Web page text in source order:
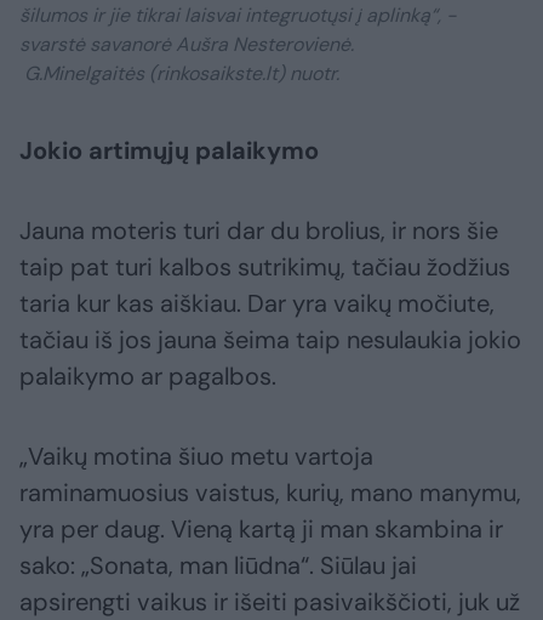
šilumos ir jie tikrai laisvai integruotųsi į aplinką“, -
svarstė savanorė Aušra Nesterovienė.
G.Minelgaitės (rinkosaikste.lt) nuotr.
Jokio artimųjų palaikymo
Jauna moteris turi dar du brolius, ir nors šie
taip pat turi kalbos sutrikimų, tačiau žodžius
taria kur kas aiškiau. Dar yra vaikų močiute,
tačiau iš jos jauna šeima taip nesulaukia jokio
palaikymo ar pagalbos.
„Vaikų motina šiuo metu vartoja
raminamuosius vaistus, kurių, mano manymu,
yra per daug. Vieną kartą ji man skambina ir
sako: „Sonata, man liūdna“. Siūlau jai
apsirengti vaikus ir išeiti pasivaikščioti, juk už